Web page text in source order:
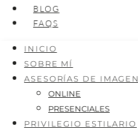
BLOG
FAQS
INICIO
SOBRE MÍ
ASESORÍAS DE IMAGEN
ONLINE
PRESENCIALES
PRIVILEGIO ESTILARIO